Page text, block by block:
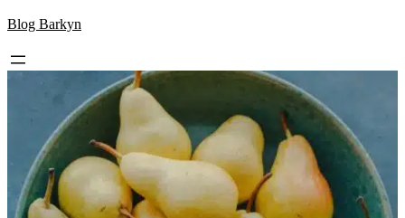
Skip
content
Blog Barkyn